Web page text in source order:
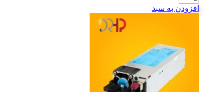
افزودن به سبد